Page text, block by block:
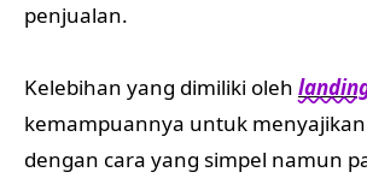
penjualan.
Kelebihan yang dimiliki oleh
kemampuannya untuk
dengan cara yang simpel namun